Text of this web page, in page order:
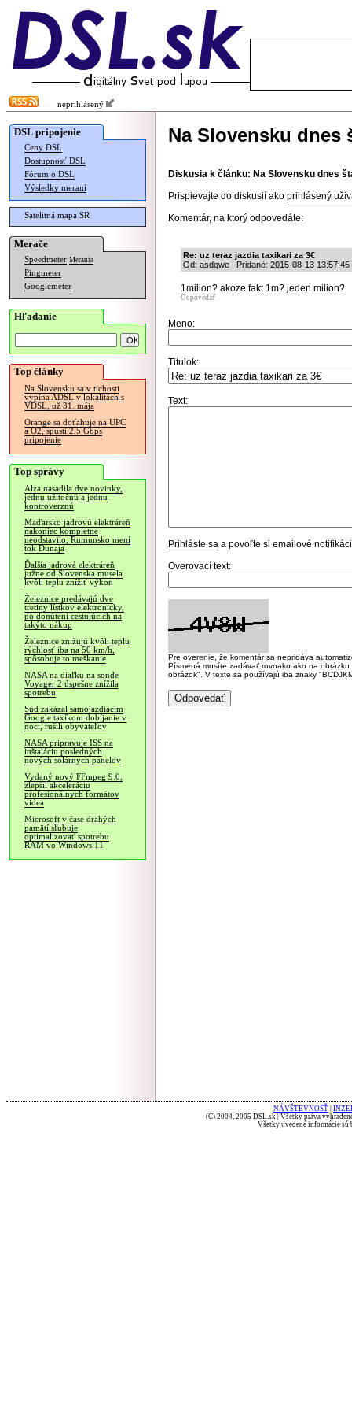
neprihlásený
DSL pripojenie
Ceny DSL
Dostupnosť DSL
Fórum o DSL
Výsledky meraní
Satelitná mapa SR
Merače
Speedmeter Merania
Pingmeter
Googlemeter
Hľadanie
Top články
Na Slovensku sa v tichosti
vypína ADSL v lokalitách s
VDSL, už 31. mája
Orange sa doťahuje na UPC
a O2, spustí 2.5 Gbps
pripojenie
Top správy
Alza nasadila dve novinky,
jednu užitočnú a jednu
kontroverznú
Maďarsko jadrovú elektráreň
nakoniec kompletne
neodstavilo, Rumunsko mení
tok Dunaja
Ďalšia jadrová elektráreň
južne od Slovenska musela
kvôli teplu znížiť výkon
Železnice predávajú dve
tretiny lístkov elektronicky,
po donútení cestujúcich na
takýto nákup
Železnice znižujú kvôli teplu
rýchlosť iba na 50 km/h,
spôsobuje to meškanie
NASA na diaľku na sonde
Voyager 2 úspešne znížila
spotrebu
Súd zakázal samojazdiacim
Google taxíkom dobíjanie v
noci, rušili obyvateľov
NASA pripravuje ISS na
inštaláciu posledných
nových solárnych panelov
Vydaný nový FFmpeg 9.0,
zlepšil akceleráciu
profesionálnych formátov
videa
Microsoft v čase drahých
pamätí sľubuje
optimalizovať spotrebu
RAM vo Windows 11
Na Slovensku dnes
Diskusia k článku: Na Slovensku dnes
Prispievajte do diskusií ako prihlásený
Komentár, na ktorý odpovedáte:
Re: uz teraz jazdia taxikari za 3€
Od: asdqwe | Pridané: 2015-08-13 13:57:45
1milion? akoze fakt 1m? jeden milion?
Odpovedať
Meno:
Titulok:
Text:
Prihláste sa a povoľte si emailové
Overovací text:
Pre overenie, že komentár sa nepridáva
Písmená musíte zadávať rovnako ako na
obrázok". V texte sa používajú iba znaky
NÁVŠTEVNOSŤ
(C) 2004, 2005 DSL.sk | Všetky práva
Všetky uvedené informácie sú